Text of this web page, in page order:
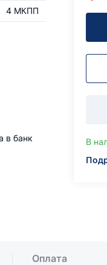
4 МКПП
в банк
В
Оплата